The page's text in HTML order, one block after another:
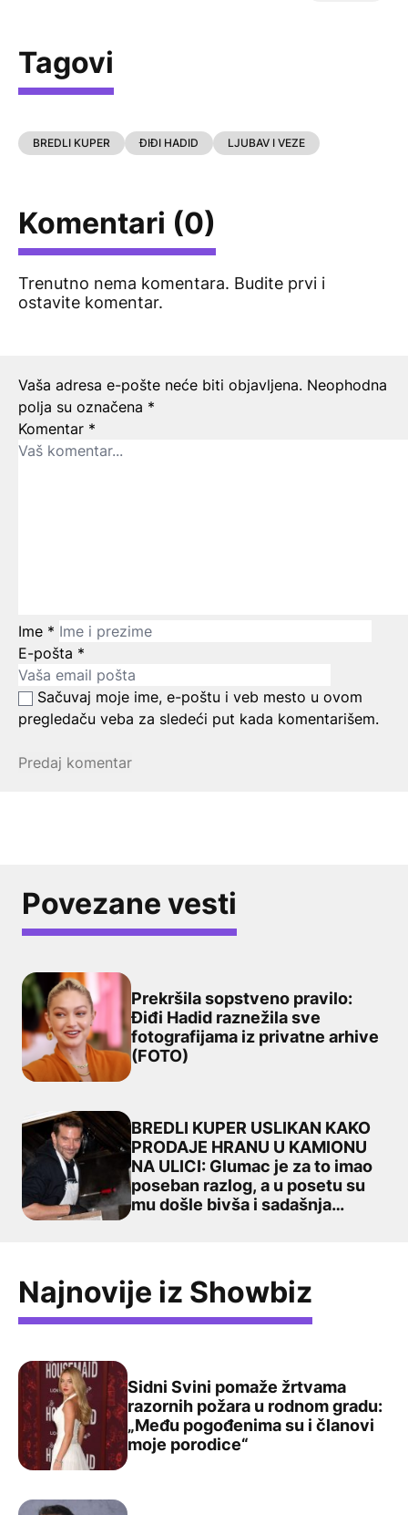
Tagovi
BREDLI KUPER ĐIĐI HADID LJUBAV I VEZE
Komentari (0)
Trenutno nema komentara. Budite prvi i
ostavite komentar.
Ostavite odgovor
Vaša adresa e-pošte neće biti objavljena. Neophodna
polja su označena *
Komentar *
Ime *
E-pošta *
Sačuvaj moje ime, e-poštu i veb mesto u ovom
pregledaču veba za sledeći put kada komentarišem.
Povezane vesti
Prekršila sopstveno pravilo: Điđi Hadid raznežila sve
Prekršila sopstveno pravilo:
Điđi Hadid raznežila sve
fotografijama iz privatne arhive
(FOTO)
BREDLI KUPER USLIKAN KAKO PRODAJE HRANU U
BREDLI KUPER USLIKAN KAKO
PRODAJE HRANU U KAMIONU
NA ULICI: Glumac je za to imao
poseban razlog, a u posetu su
mu došle bivša i sadašnja
Najnovije iz Showbiz
Sidni Svini pomaže žrtvama razornih požara u rodnom
Sidni Svini pomaže žrtvama
razornih požara u rodnom gradu:
„Među pogođenima su i članovi
moje porodice“